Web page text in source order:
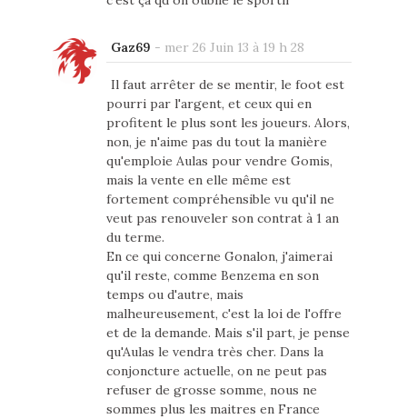
Gaz69 - mer 26 Juin 13 à 19 h 28
Il faut arrêter de se mentir, le foot est
pourri par l'argent, et ceux qui en
profitent le plus sont les joueurs. Alors,
non, je n'aime pas du tout la manière
qu'emploie Aulas pour vendre Gomis,
mais la vente en elle même est
fortement compréhensible vu qu'il ne
veut pas renouveler son contrat à 1 an
du terme.
En ce qui concerne Gonalon, j'aimerai
qu'il reste, comme Benzema en son
temps ou d'autre, mais
malheureusement, c'est la loi de l'offre
et de la demande. Mais s'il part, je pense
qu'Aulas le vendra très cher. Dans la
conjoncture actuelle, on ne peut pas
refuser de grosse somme, nous ne
sommes plus les maitres en France